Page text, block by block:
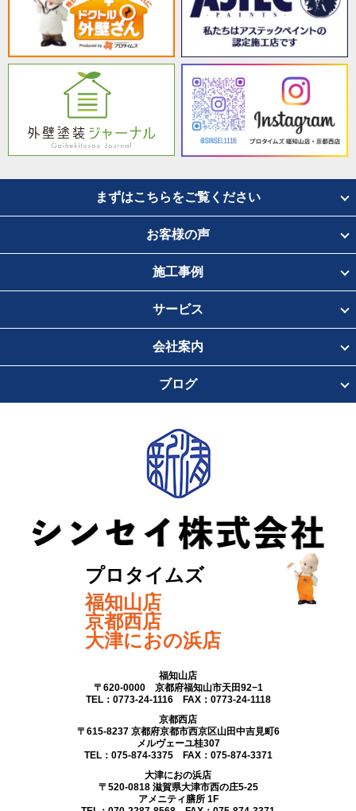
まずはこちらをご覧ください
お客様の声
施工事例
サービス
会社案内
ブログ
プロタイムズ
福知山店
京都西店
大津におの浜店
福知山店
〒620-0000 京都府福知山市天田92−1
TEL：0773-24-1116 FAX：0773-24-1118
京都西店
〒615-8237 京都府京都市西京区山田中吉見町6
メルヴェーユ桂307
TEL：075-874-3375 FAX：075-874-3371
大津におの浜店
〒520-0818 滋賀県大津市西の庄5-25
アメニティ膳所 1F